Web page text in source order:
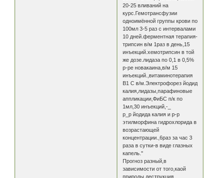
20-25 вливаний на
курс.Гемотрансфузии
одноимённой группы крови по
100мл 3-5 раз с интервалами
10 дней.ферментная терапия-
трипсин в/м 1раз в день,15
инъекций.хемотрипсин в той
же дозе.лидаза по 0,1 в 0,5%
р-ре новакаина,в/м 15
инъекций.,витаминотерапия
В1 С в/м.Электрофорез йодид
калия,лидазы,парафиновые
аппликации,ФиБС п/к по
1мл,30 инъекций,-_
р_р йодида калия и р-р
этилморфина гидрохлорида в
возрастающей
концентрации.,6раз за час 3
раза в сутки-в виде глазных
капель."
Прогноз разный,в
зависимости от того,каой
природы деструкция.